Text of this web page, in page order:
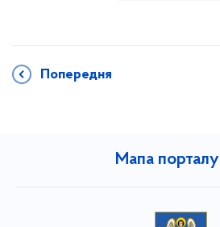
Попередня
Мапа порталу